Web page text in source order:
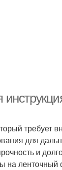
требует
для
и
на